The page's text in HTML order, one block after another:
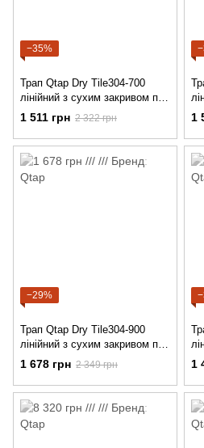
−35%
Трап Qtap Dry Tile304-700
лінійний з сухим закривом під
плитку 700 мм
1 511 грн 2 322 грн 1
−29%
Трап Qtap Dry Tile304-900
лінійний з сухим закривом під
плитку 900 мм
1 678 грн 2 349 грн 1